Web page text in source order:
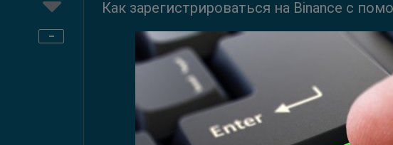
Как зарегистрироваться на Binance с